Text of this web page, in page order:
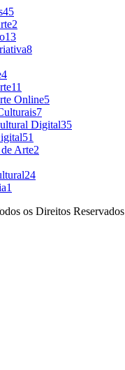
45
2
13
8
4
11
Online5
7
Digital35
51
Arte2
24
1
os Direitos Reservados